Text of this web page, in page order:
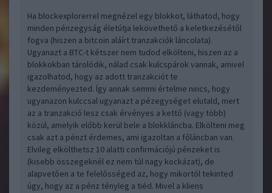
Ha blockexplorerrel megnézel egy blokkot, láthatod, hogy
minden pénzegyság életútja lekövethető a keletkezésétől
fogva (hiszen a bitcoin aláírt tranzakciók láncolata).
Ugyanazt a BTC-t kétszer nem tudod elkölteni, hiszen az a
blokkokban tárolódik, nálad csak kulcspárok vannak, amivel
igazolhatod, hogy az adott tranzakciót te
kezdeményezted. Így annak semmi értelme nincs, hogy
ugyanazon kulccsal ugyanazt a pézegységet elutald, mert
az a tranzakció lesz csak érvényes a kettő (vagy több)
közül, amelyik előbb kerül bele a blokkláncba. Elkölteni meg
csak azt a pénzt érdemes, ami igazoltan a főláncban van.
Elvileg elkölthetsz 10 alatti confirmációjú pénzeket is
(kisebb összegeknél ez nem túl nagy kockázat), de
alapvetően a te felelősséged az, hogy mikortól tekinted
úgy, hogy az a pénz tényleg a tiéd. Mivel a kliens